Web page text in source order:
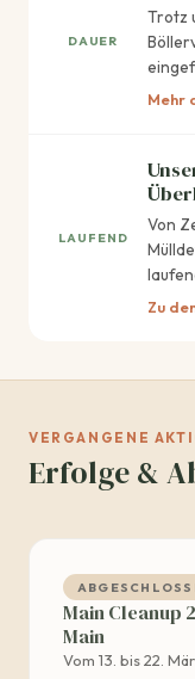
DAUER
Trotz
Mehr
LAUFEND
Von
Zu
VERGANGENE
Erfolge &
Main Cleanup
Main
Vom 13. bis 22.